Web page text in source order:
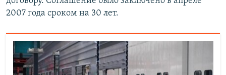
2007 года сроком на 30 лет.